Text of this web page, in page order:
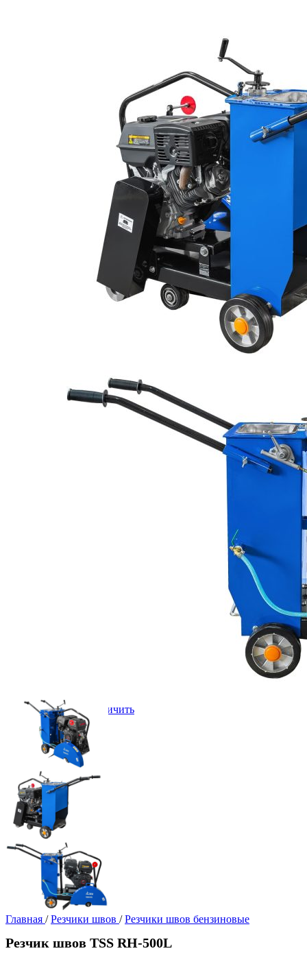
Нажмите, чтобы увеличить
Главная / Резчики швов / Резчики швов бензиновые
Резчик швов TSS RH-500L